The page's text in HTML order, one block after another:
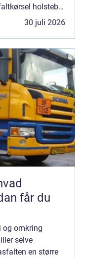
holstebro
fra A til B.
30 juli 2026
får du
og omkring
selve
en større